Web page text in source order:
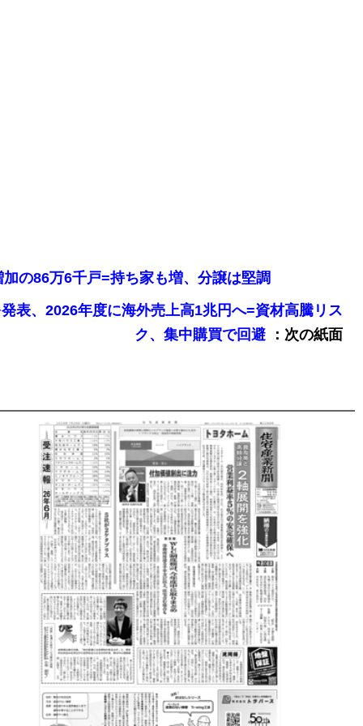
の86万6千戸=持ち家も増、分譲は堅調
表、2026年度に海外売上高1兆円へ=資材高騰リス
ク、集中購買で回避
：次の紙面